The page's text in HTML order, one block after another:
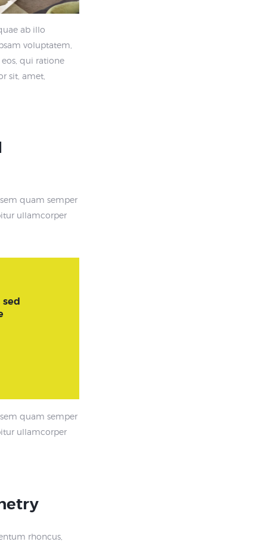
ab illo
voluptatem,
qui ratione
sit, amet,
quam semper
ullamcorper
quam semper
ullamcorper
rhoncus,